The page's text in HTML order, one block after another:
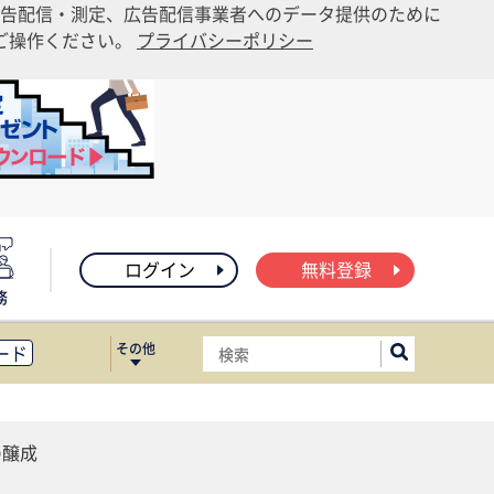
配信・測定、広告配信事業者へのデータ提供のために
作ください。 プライバシーポリシー
ログイン 無料登録
ド
ス移転
その他
成